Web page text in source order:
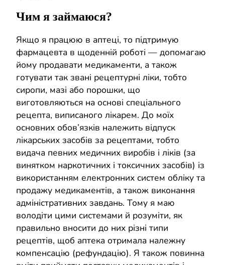
Чим я займаюся?
Якщо я працюю в аптеці, то підтримую
фармацевта в щоденній роботі — допомагаю
йому продавати медикаменти, а також
готувати так звані рецептурні ліки, тобто
сиропи, мазі або порошки, що
виготовляються на основі спеціального
рецепта, виписаного лікарем. До моїх
основних обов’язків належить відпуск
лікарських засобів за рецептами, тобто
видача певних медичних виробів і ліків (за
винятком наркотичних і токсичних засобів) із
використанням електронних систем обліку та
продажу медикаментів, а також виконання
адміністративних завдань. Тому я маю
володіти цими системами й розуміти, як
правильно вносити до них різні типи
рецептів, щоб аптека отримала належну
компенсацію (рефундацію). Я також повинна